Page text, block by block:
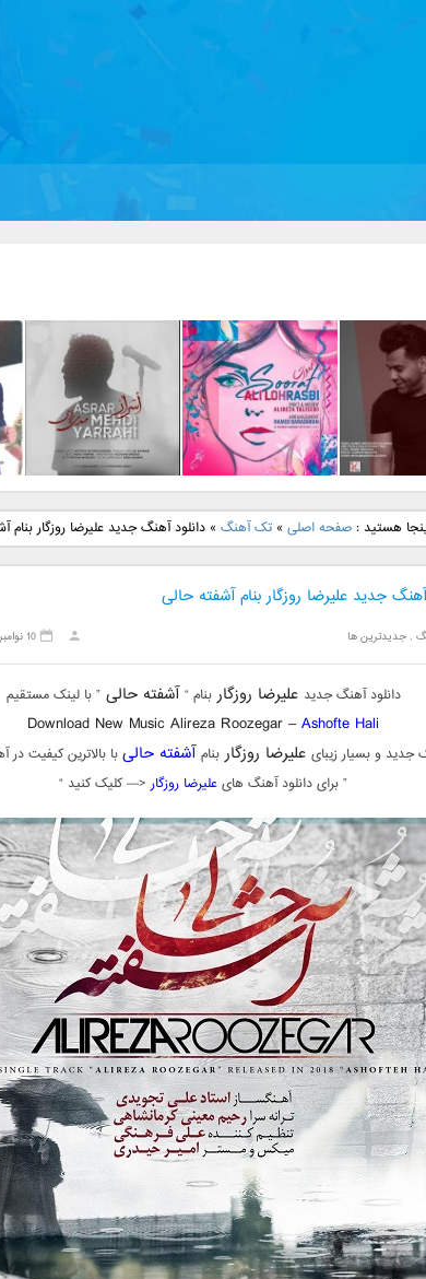
جدید رضا
نگار
دانلود آهنگ جدید علی
لهراسبی بنام صورت
دانلود آهنگ جدید مهدی
یراحی بنام اسرار
هستید :صفحه اصلی »تک آهنگ »دانلود آهنگ جدید علیرضا روزگار بنام
جدید علیرضا روزگار بنام آشفته حالی
,جدیدترین ها 10 نوامبر 2018
دانلود آهنگ جدید علیرضا روزگاربنام “آشفته حالی” با لینک مستقیم
Download New Music Alireza Roozegar –Ashofte Hali
جدید و بسیار زیبای علیرضا روزگاربنام آشفته حالیبا بالاترین کیفیت در
” برای دانلود آهنگ هایعلیرضا روزگار<— کلیک کنید “